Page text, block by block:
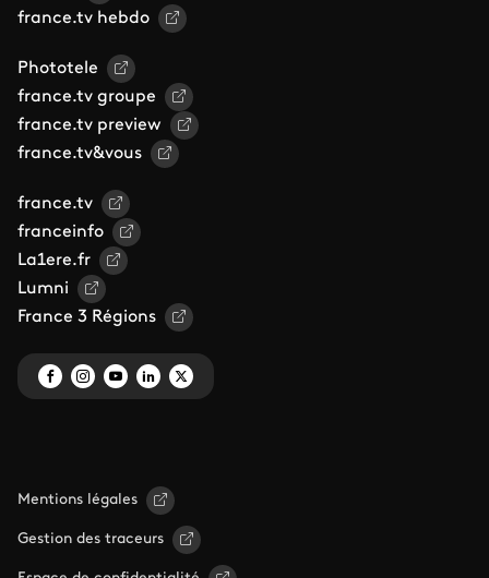
france.tv hebdo
Phototele
france.tv groupe
france.tv preview
france.tv&vous
france.tv
franceinfo
La1ere.fr
Lumni
France 3 Régions
Mentions légales
Gestion des traceurs